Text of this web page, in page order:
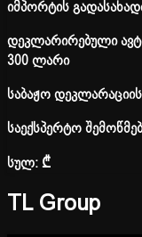
იმპორტის
დეკლარირებული
300 ლარი
საბაჟო
საექსპერტო
სულ:₾
TL Group